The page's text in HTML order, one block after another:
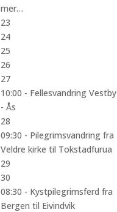
mer…
23
24
25
26
27
10:00 - Fellesvandring Vestby
- Ås
28
09:30 - Pilegrimsvandring fra
Veldre kirke til Tokstadfurua
29
30
08:30 - Kystpilegrimsferd fra
Bergen til Eivindvik